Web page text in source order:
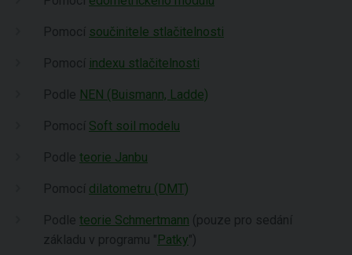
Pomocí součinitele stlačitelnosti
Pomocí indexu stlačitelnosti
Podle NEN (Buismann, Ladde)
Pomocí Soft soil modelu
Podle teorie Janbu
Pomocí dilatometru (DMT)
Podle teorie Schmertmann (pouze pro sedání
základu v programu "Patky")